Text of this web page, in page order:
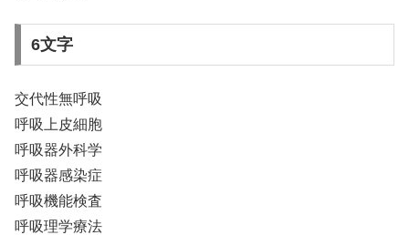
6文字
交代性無呼吸
呼吸上皮細胞
呼吸器外科学
呼吸器感染症
呼吸機能検査
呼吸理学療法